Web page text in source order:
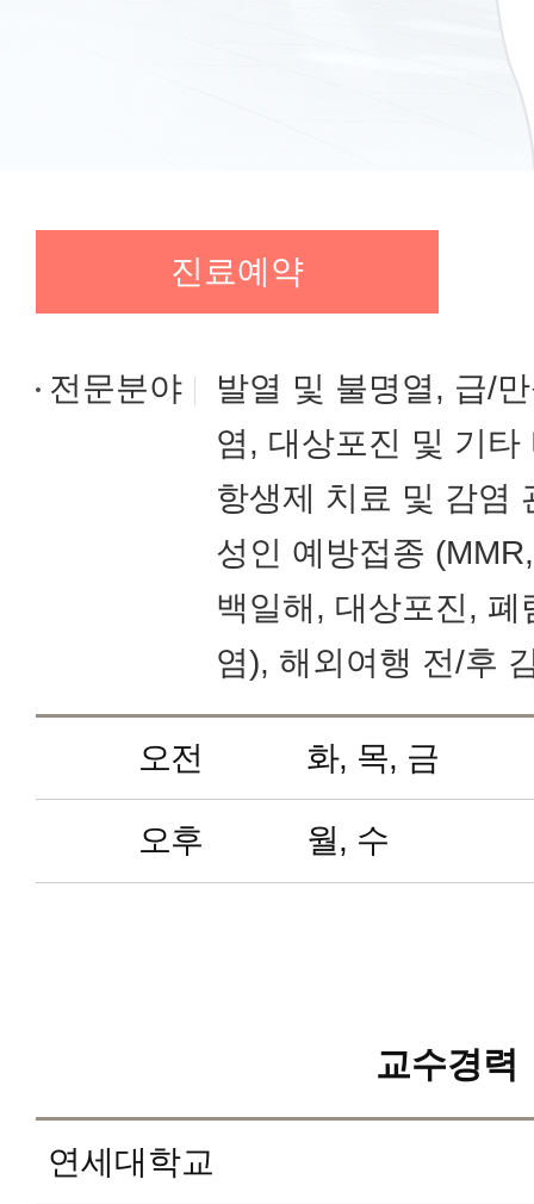
진료예약
전문분야
발열 및 불명열, 급/
염, 대상포진 및 기
항생제 치료 및 감염
성인 예방접종
백일해, 대상포진, 폐
염), 해외여행 전/후
오전 화, 목, 금
오후 월, 수
교수경력
연세대학교